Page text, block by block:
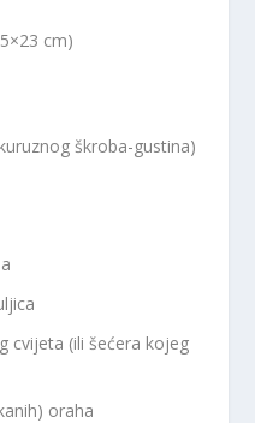
cm)
škroba-gustina)
cvijeta (ili šećera kojeg
oraha